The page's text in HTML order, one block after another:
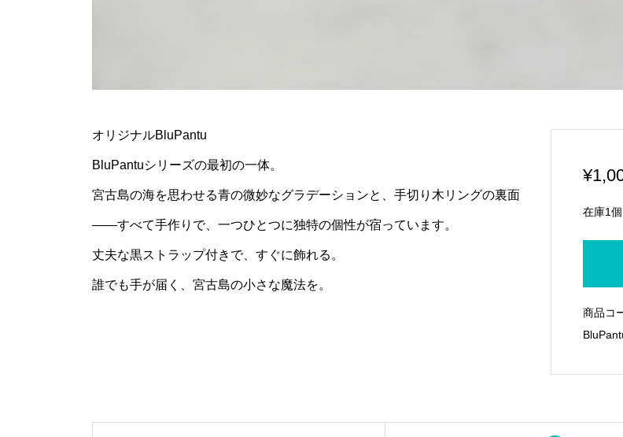
オリジナルBluPantu
BluPantuシリーズの最初の一体。
宮古島の海を思わせる青の微妙なグラデーションと、手切り木リングの裏面
——すべて手作りで、一つひとつに独特の個性が宿っています。
丈夫な黒ストラップ付きで、すぐに飾れる。
誰でも手が届く、宮古島の小さな魔法を。
¥
在庫1個
個
商品コ